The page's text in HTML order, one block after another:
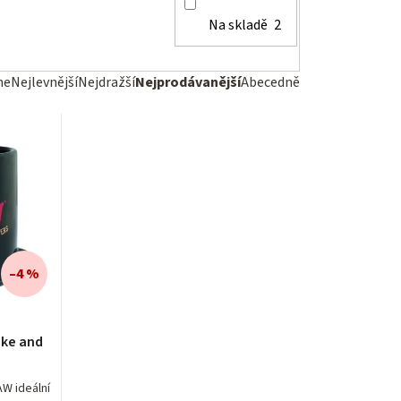
NejlevnějšíNejdražšíNejprodávanějšíAbecedně
Na skladě 2
and
ideální
–4 %